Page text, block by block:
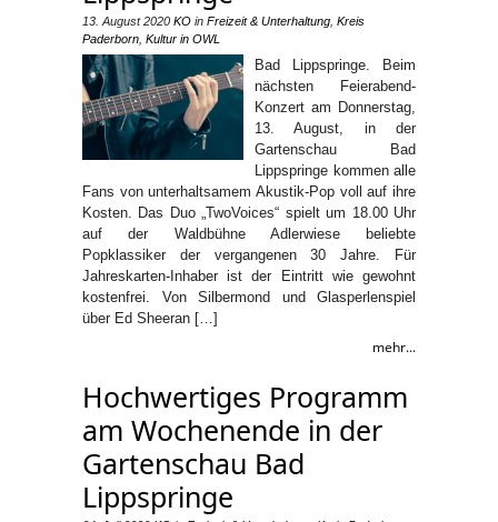
13. August 2020 KO in Freizeit & Unterhaltung Kreis
Paderborn Kultur in OWL
Bad Lippspringe. Beim
nächsten Feierabend-
Konzert am Donnerstag,
13. August, in der
Gartenschau Bad
Lippspringe kommen alle
Fans von unterhaltsamem Akustik-Pop voll auf ihre
Kosten. Das Duo „TwoVoices“ spielt um 18.00 Uhr
auf der Waldbühne Adlerwiese beliebte
Popklassiker der vergangenen 30 Jahre. Für
Jahreskarten-Inhaber ist der Eintritt wie gewohnt
kostenfrei. Von Silbermond und Glasperlenspiel
über Ed Sheeran […]
mehr...
Hochwertiges Programm
am Wochenende in der
Gartenschau Bad
Lippspringe